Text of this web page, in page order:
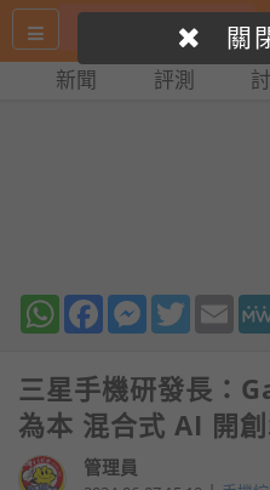
新聞 評測
WhatsAppFacebookMessenger
Twitter
三星手機研發長：
為本 混合式 AI 開
管理員
關